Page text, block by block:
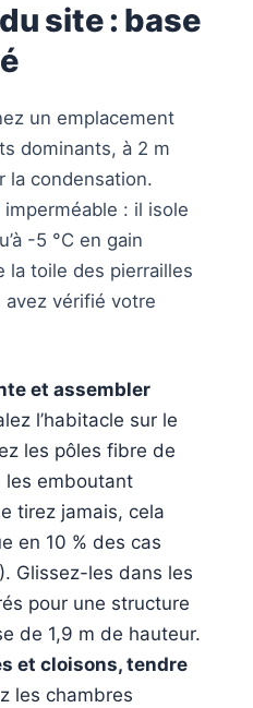
site : base
un emplacement
dominants, à 2 m
la condensation.
: il isole
-5 °C en gain
la toile des pierrailles
avez vérifié votre
et assembler
l’habitacle sur le
les pôles fibre de
les emboutant
tirez jamais, cela
en 10 % des cas
Glissez-les dans les
pour une structure
de 1,9 m de hauteur.
et cloisons, tendre
les chambres